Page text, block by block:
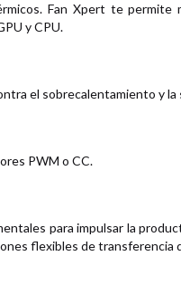
Fan Xpert te
y CPU.
el sobrecalentamiento y
PWM o CC.
para impulsar la
flexibles de transferencia